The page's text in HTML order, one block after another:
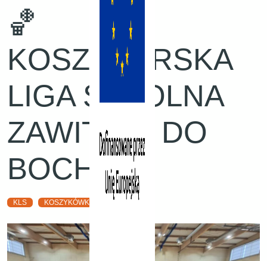
🏀
KOSZYKARSKA
LIGA SZKOLNA
ZAWITAŁA DO
BOCHNI🏀
KLS KOSZYKÓWKA